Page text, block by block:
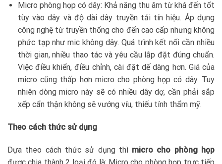
Micro phòng họp có dây: Khả năng thu âm từ khá đến tốt
tùy vào dây và độ dài dây truyền tải tín hiệu. Áp dụng
công nghệ từ truyền thống cho đến cao cấp nhưng không
phức tạp như mic không dây. Quá trình kết nối cần nhiều
thời gian, nhiều thao tác và yêu cầu lắp đặt đúng chuẩn.
Việc điều khiển, điều chỉnh, cài đặt dế dàng hơn. Giá của
micro cũng thấp hơn micro cho phòng họp có dây. Tuy
nhiên dòng micro này sẽ có nhiều dây dợ, cần phải sắp
xếp cẩn thận không sẽ vướng víu, thiếu tính thẩm mỹ.
Theo cách thức sử dụng
Dựa theo cách thức sử dụng thì micro cho phòng họp
được chia thành 2 loại đó là: Micro cho phòng họp trực tiếp